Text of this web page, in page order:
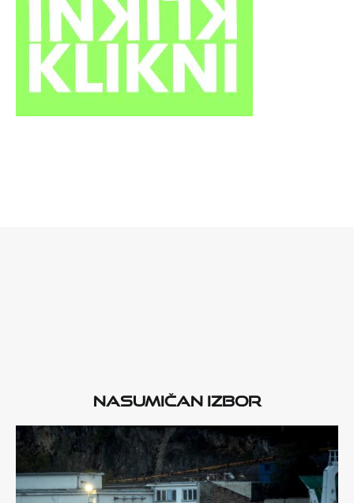
Nasumičan izbor